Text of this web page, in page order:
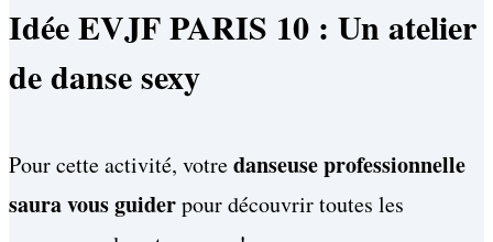
Idée EVJF PARIS 10 : Un atelier
de danse sexy
Pour cette activité, votredanseuse professionnelle
saura vous guiderpour découvrir toutes les